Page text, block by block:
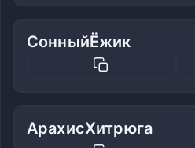
СонныйЁжик
АрахисХитрюга